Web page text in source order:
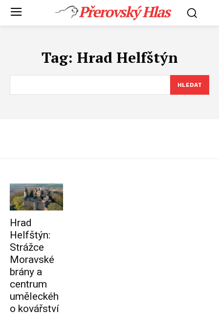
Přerovský Hlas
Tag: Hrad Helfštýn
HLEDAT
Hrad
Helfštýn:
Strážce
Moravské
brány a
centrum
uměleckéh
o kovářství